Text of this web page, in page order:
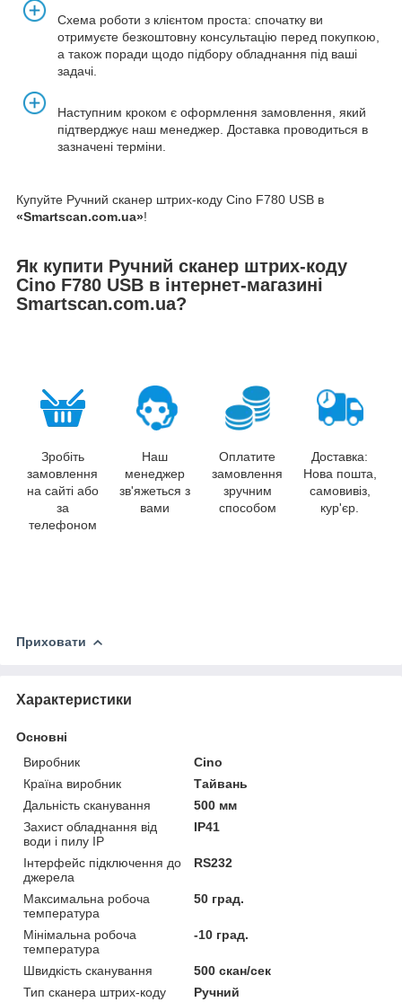
Схема роботи з клієнтом проста: спочатку ви
отримуєте безкоштовну консультацію перед покупкою,
а також поради щодо підбору обладнання під ваші
задачі.
Наступним кроком є оформлення замовлення, який
підтверджує наш менеджер. Доставка проводиться в
зазначені терміни.
Купуйте Ручний сканер штрих-коду Cino F780 USB в
«Smartscan.com.ua»!
Як купити Ручний сканер штрих-коду
Cino F780 USB в інтернет-магазині
Smartscan.com.ua?
Зробіть
замовлення
на сайті або
за
телефоном
Наш
менеджер
зв'яжеться з
вами
Оплатите
замовлення
зручним
способом
Доставка:
Нова пошта,
самовивіз,
кур'єр.
Приховати
Характеристики
Основні
Виробник
Cino
Країна виробник
Тайвань
Дальність сканування
500 мм
Захист обладнання від
води і пилу IP
IP41
Інтерфейс підключення до
джерела
RS232
Максимальна робоча
температура
50 град.
Мінімальна робоча
температура
-10 град.
Швидкість сканування
500 скан/сек
Тип сканера штрих-коду
Ручний